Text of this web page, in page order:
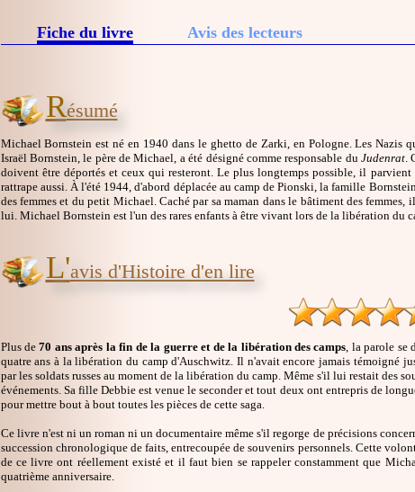
Fiche du livre Avis des lecteurs
Résumé
Michael Bornstein est né en 1940 dans le ghetto de Zarki, en Pologne. Les Nazis
Israël Bornstein, le père de Michael, a été désigné comme responsable du Judenrat
doivent être déportés et ceux qui resteront. Le plus longtemps possible, il
rattrape aussi. À l'été 1944, d'abord déplacée au camp de Pionski, la famille
des femmes et du petit Michael. Caché par sa maman dans le bâtiment des
lui. Michael Bornstein est l'un des rares enfants à être vivant lors de la libération du
L'avis d'Histoire d'en lire
Plus de70 ans après la fin de la guerre et de la libération des camps , la parole
quatre ans à la libération du camp d'Auschwitz. Il n'avait encore jamais témoigné
par les soldats russes au moment de la libération du camp. Même s'il lui restait des
événements. Sa fille Debbie est venue le seconder et tout deux ont entrepris de
pour mettre bout à bout toutes les pièces de cette saga.
Ce livre n'est ni un roman ni un documentaire même s'il regorge de précisions
succession chronologique de faits, entrecoupée de souvenirs personnels. Cette
de ce livre ont réellement existé et il faut bien se rappeler constamment que
quatrième anniversaire.